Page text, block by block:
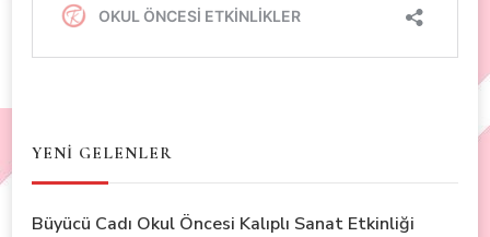
YENİ GELENLER
Büyücü Cadı Okul Öncesi Kalıplı Sanat Etkinliği